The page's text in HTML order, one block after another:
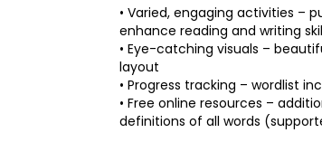
• Varied, engaging activities –
enhance reading and writing
• Eye-catching visuals –
layout
• Progress tracking – wordlist
• Free online resources –
definitions of all words